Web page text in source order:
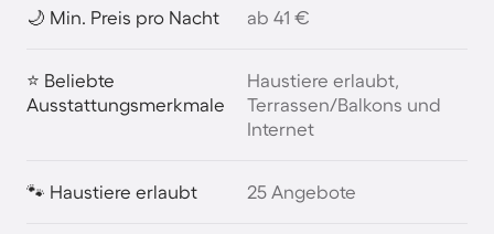
🌙 Min. Preis pro Nacht ab 41 €
⭐ Beliebte
Ausstattungsmerkmale
Haustiere erlaubt,
Terrassen/Balkons und
Internet
🐾 Haustiere erlaubt 25 Angebote